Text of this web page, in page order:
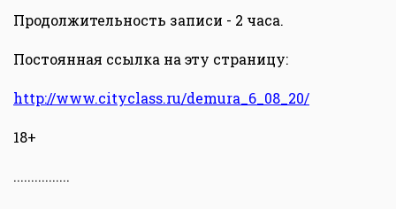
Продолжительность записи - 2 часа.
Постоянная ссылка на эту страницу:
http://www.cityclass.ru/demura_6_08_20/
18+
................